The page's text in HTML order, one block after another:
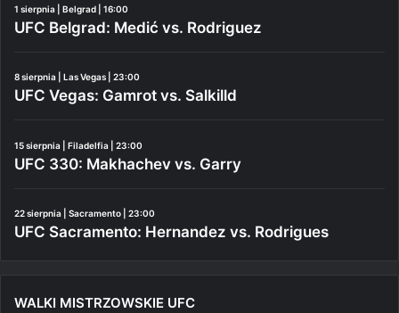
1 sierpnia | Belgrad | 16:00
UFC Belgrad: Medić vs. Rodriguez
8 sierpnia | Las Vegas | 23:00
UFC Vegas: Gamrot vs. Salkilld
15 sierpnia | Filadelfia | 23:00
UFC 330: Makhachev vs. Garry
22 sierpnia | Sacramento | 23:00
UFC Sacramento: Hernandez vs. Rodrigues
WALKI MISTRZOWSKIE UFC